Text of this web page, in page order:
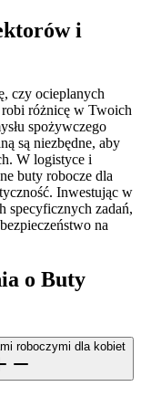
i
czy ocieplanych
różnicę w Twoich
spożywczego
są niezbędne, aby
W logistyce i
buty robocze dla
Inwestując w
specyficznych zadań,
na
o Buty
roboczymi dla kobiet